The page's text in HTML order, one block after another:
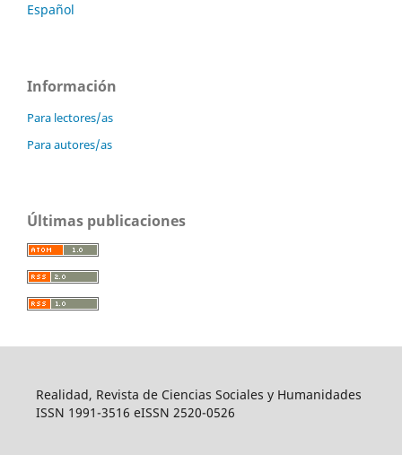
Español
Información
Para lectores/as
Para autores/as
Últimas publicaciones
Realidad, Revista de Ciencias Sociales y Humanidades
ISSN 1991-3516 eISSN 2520-0526